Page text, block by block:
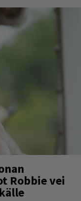
Robbie vei